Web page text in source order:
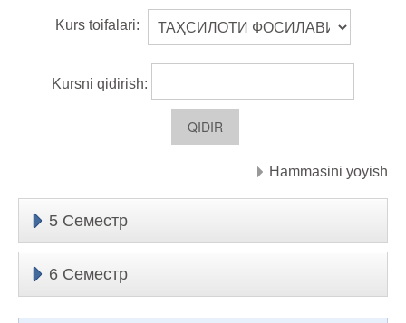
Kurs toifalari:
Kursni qidirish:
Hammasini yoyish
5 Семестр
6 Семестр